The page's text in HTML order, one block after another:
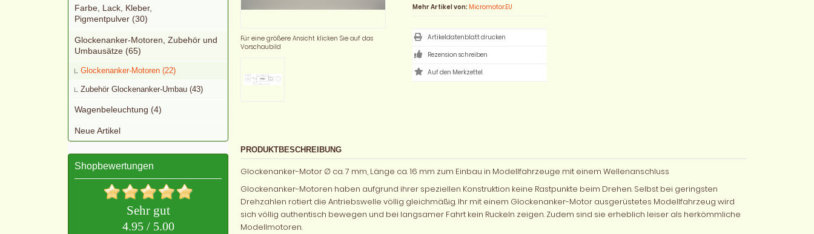
Für eine größere Ansicht klicken Sie auf das
Vorschaubild
Mehr Artikel von: Micromotor.EU
Artikeldatenblatt drucken
Rezension schreiben
PRODUKTBESCHREIBUNG
Glockenanker-Motor ∅ ca. 7 mm, Länge ca. 16 mm zum Einbau in Modellfahrzeuge mit einem Wellenanschluss
Glockenanker-Motoren haben aufgrund ihrer speziellen Konstruktion keine Rastpunkte beim Drehen. Selbst bei geringsten
Drehzahlen rotiert die Antriebswelle völlig gleichmäßig. Ihr mit einem Glockenanker-Motor ausgerüstetes Modellfahrzeug wird
sich völlig authentisch bewegen und bei langsamer Fahrt kein Ruckeln zeigen. Zudem sind sie erheblich leiser als herkömmliche
Modellmotoren.
Farbe, Lack, Kleber,
Pigmentpulver (30)
Glockenanker-Motoren, Zubehör und
Umbausätze (65)
Glockenanker-Motoren (22)
Zubehör Glockenanker-Umbau (43)
Wagenbeleuchtung (4)
Neue Artikel
Shopbewertungen
Sehr gut
4.95 / 5.00